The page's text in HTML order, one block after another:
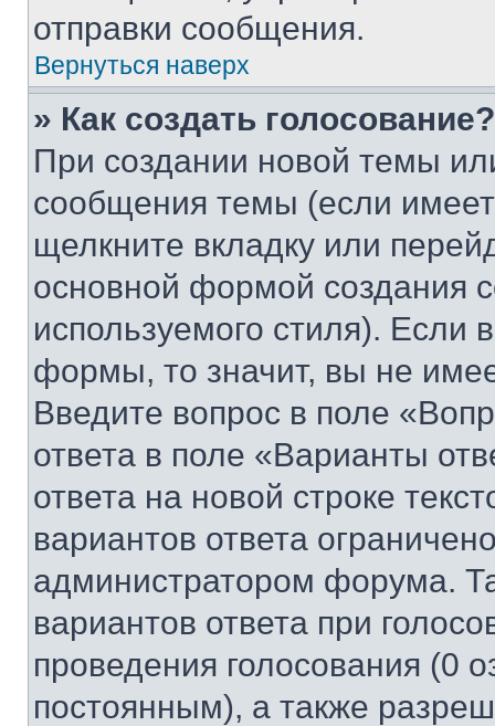
отправки сообщения.
Вернуться наверх
» Как создать голосование?
При создании новой темы
сообщения темы (если
щелкните вкладку или
основной формой создания
используемого стиля). Если
формы, то значит, вы не
Введите вопрос в поле
ответа в поле «Варианты
ответа на новой строке
вариантов ответа
администратором форума.
вариантов ответа при
проведения голосования (0
постоянным), а также